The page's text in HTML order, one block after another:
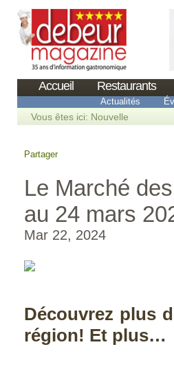
Accueil Restaurants
Actualités
Vous êtes ici: Nouvelle
Partager
Le Marché
au 24 mars
Mar 22, 2024
Découvrez plus
région! Et plus…